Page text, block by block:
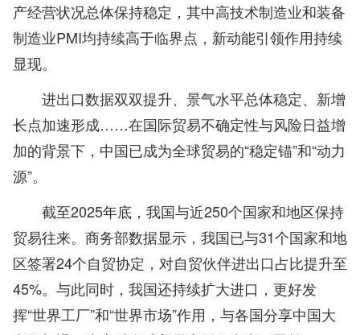
产经营状况总体保持稳定，其中高技术制造业和装备
制造业PMI均持续高于临界点，新动能引领作用持续
显现。
进出口数据双双提升、景气水平总体稳定、新增
长点加速形成……在国际贸易不确定性与风险日益增
加的背景下，中国已成为全球贸易的“稳定锚”和“动力
源”。
截至2025年底，我国与近250个国家和地区保持
贸易往来。商务部数据显示，我国已与31个国家和地
区签署24个自贸协定，对自贸伙伴进出口占比提升至
45%。与此同时，我国还持续扩大进口，更好发
挥“世界工厂”和“世界市场”作用，与各国分享中国大